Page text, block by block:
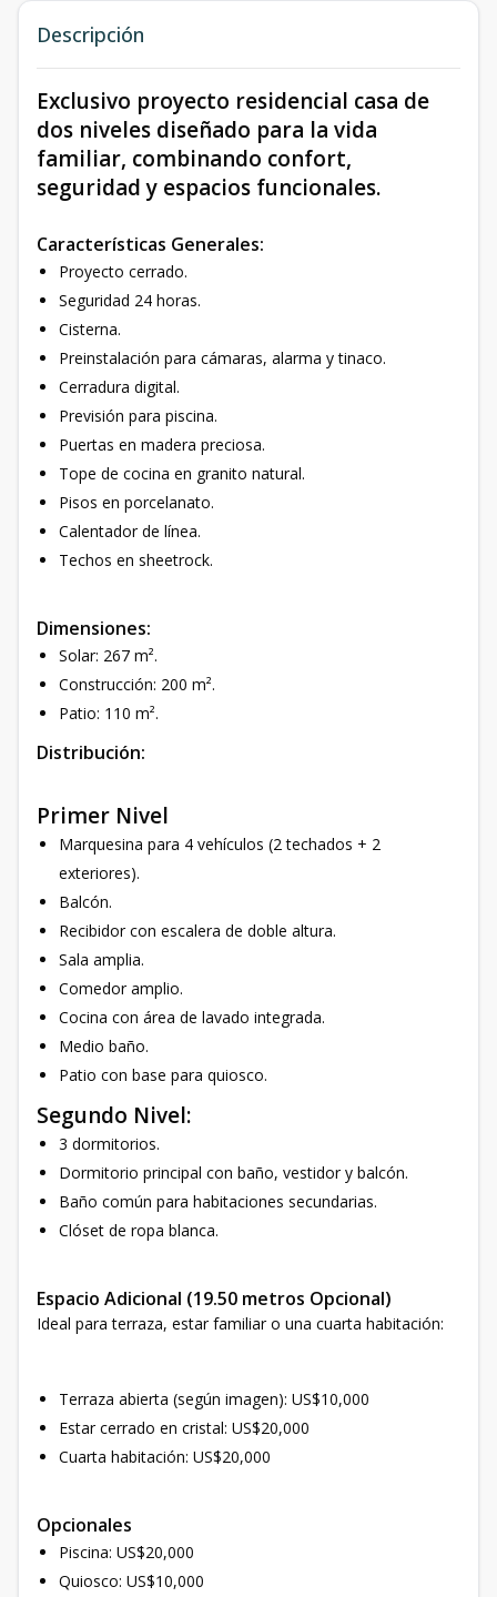
Descripción
Exclusivo proyecto residencial casa de
dos niveles diseñado para la vida
familiar, combinando confort,
seguridad y espacios funcionales.
Características Generales:
Proyecto cerrado.
Seguridad 24 horas.
Cisterna.
Preinstalación para cámaras, alarma y tinaco.
Cerradura digital.
Previsión para piscina.
Puertas en madera preciosa.
Tope de cocina en granito natural.
Pisos en porcelanato.
Calentador de línea.
Techos en sheetrock.
Dimensiones:
Solar: 267 m².
Construcción: 200 m².
Patio: 110 m².
Distribución:
Primer Nivel
Marquesina para 4 vehículos (2 techados + 2
exteriores).
Balcón.
Recibidor con escalera de doble altura.
Sala amplia.
Comedor amplio.
Cocina con área de lavado integrada.
Medio baño.
Patio con base para quiosco.
Segundo Nivel:
3 dormitorios.
Dormitorio principal con baño, vestidor y balcón.
Baño común para habitaciones secundarias.
Clóset de ropa blanca.
Espacio Adicional (19.50 metros Opcional)
Ideal para terraza, estar familiar o una cuarta habitación:
Terraza abierta (según imagen): US$10,000
Estar cerrado en cristal: US$20,000
Cuarta habitación: US$20,000
Opcionales
Piscina: US$20,000
Quiosco: US$10,000